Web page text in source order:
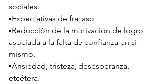
sociales.
▪️Expectativas de fracaso
▪️Reducción de la motivación de logro
asociada a la falta de confianza en sí
mismo.
▪️Ansiedad, tristeza, desesperanza,
etcétera.